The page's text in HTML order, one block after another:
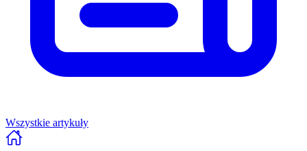
Wszystkie artykuły